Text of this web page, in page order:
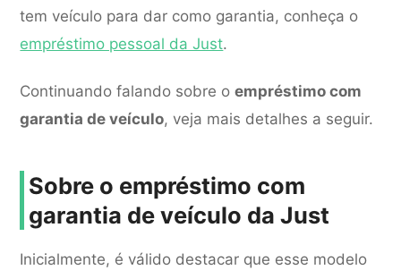
tem veículo para dar como garantia, conheça o
empréstimo pessoal da Just.
Continuando falando sobre oempréstimo com
garantia de veículo, veja mais detalhes a seguir.
Sobre o empréstimo com
garantia de veículo da Just
Inicialmente, é válido destacar que esse modelo